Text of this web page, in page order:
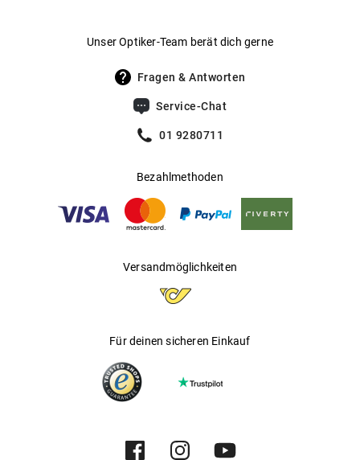
Unser Optiker-Team berät dich gerne
Fragen & Antworten
Service-Chat
01 9280711
Bezahlmethoden
Versandmöglichkeiten
Für deinen sicheren Einkauf